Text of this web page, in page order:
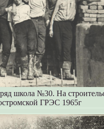
школа №30. На
ГРЭС 1965г